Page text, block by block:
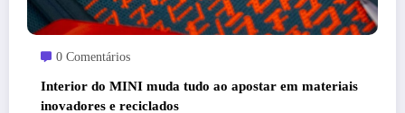
0 Comentários
Interior do MINI muda tudo ao apostar em materiais
inovadores e reciclados